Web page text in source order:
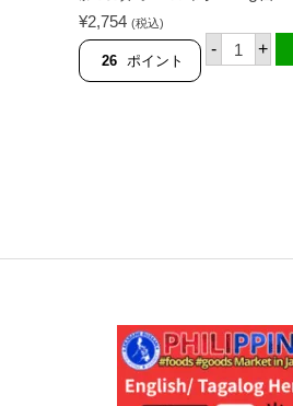
¥2,754 (税込)
26 ポイント
- 豚
の
+